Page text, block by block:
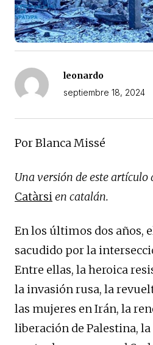
leonardo
septiembre 18, 2024
Por Blanca Missé
Una versión de este artículo
Catàrsien catalán.
En los últimos dos años,
sacudido por la
Entre ellas, la heroica
la invasión rusa, la
las mujeres en Irán, la
liberación de Palestina,